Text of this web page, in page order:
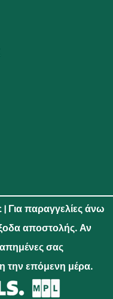
| Για παραγγελίες άνω
αποστολής. Αν
σας
την επόμενη μέρα.